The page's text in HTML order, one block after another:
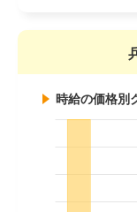
時給の価格別